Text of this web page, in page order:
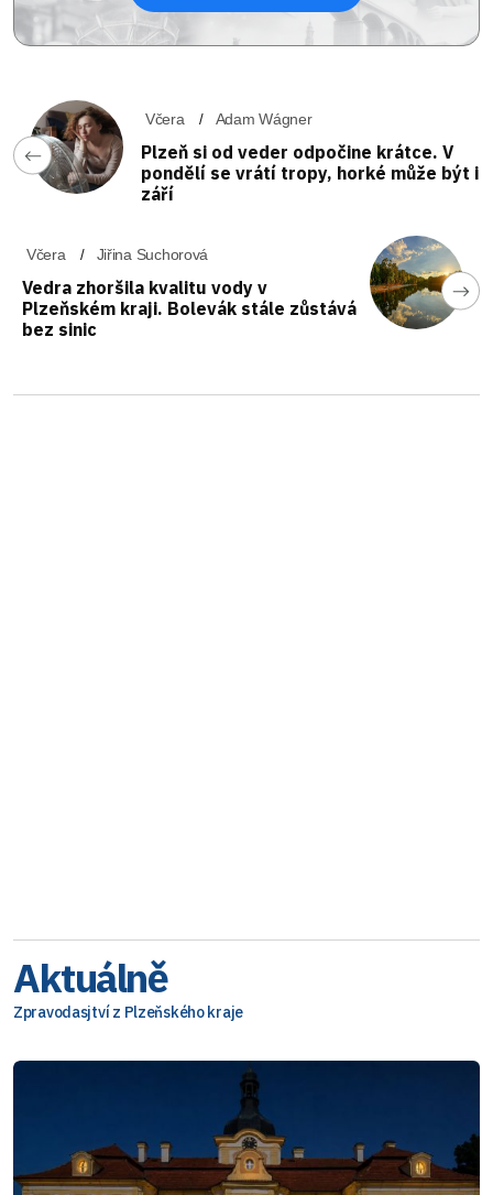
Včera Adam Wágner
Plzeň si od veder odpočine krátce. V
pondělí se vrátí tropy, horké může být i
září
Včera Jiřina Suchorová
Vedra zhoršila kvalitu vody v
Plzeňském kraji. Bolevák stále zůstává
bez sinic
Aktuálně
Zpravodasjtví z Plzeňského kraje